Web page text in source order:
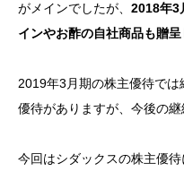
がメインでしたが、 2018年3
インやお酢の自社商品も贈
2019年3月期の株主優待で
優待がありますが、今後の継
今回はシダックスの株主優待